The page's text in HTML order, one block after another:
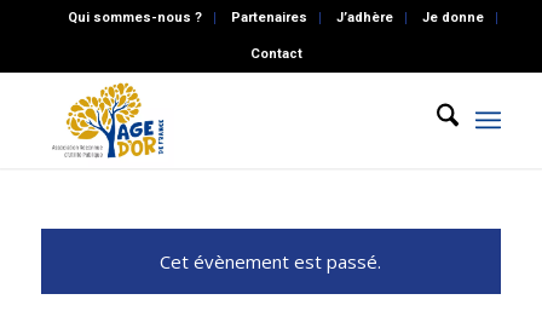
Qui sommes-nous ? Partenaires J’adhère Je donne
Contact
Cet évènement est passé.